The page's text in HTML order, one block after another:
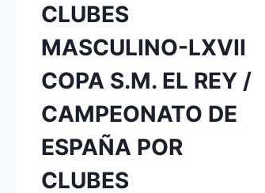
CLUBES
MASCULINO-LXVII
COPA S.M. EL REY /
CAMPEONATO DE
ESPAÑA POR
CLUBES